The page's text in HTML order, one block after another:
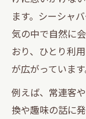
ます。シーシャ
気の中で自然に
おり、ひとり利
が広がっています
例えば、常連客
換や趣味の話に